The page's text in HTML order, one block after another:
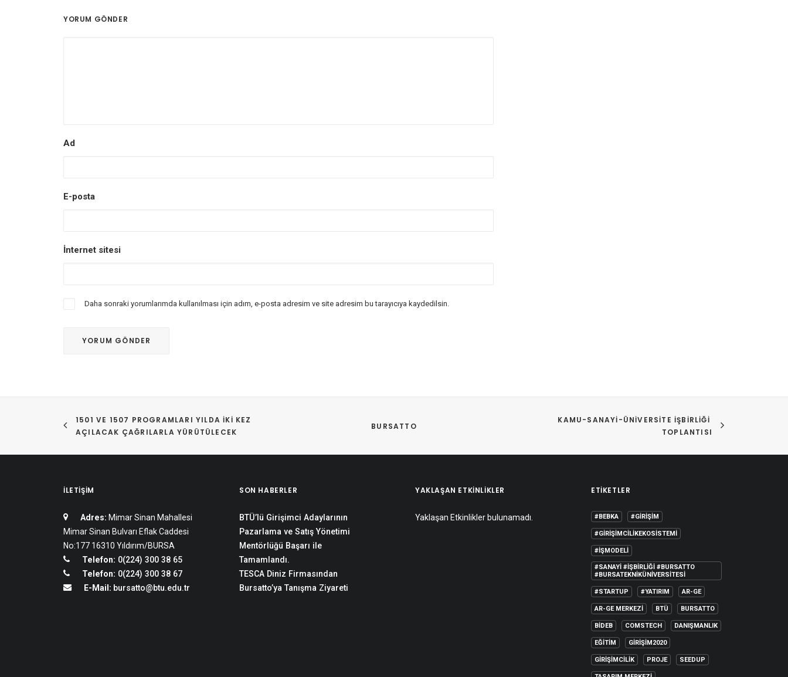
YORUM GÖNDER
Ad
E-posta
İnternet sitesi
Daha sonraki yorumlarımda kullanılması için adım, e-posta adresim ve site adresim bu tarayıcıya kaydedilsin.
1501 VE 1507 PROGRAMLARI YILDA İKI KEZ
AÇILACAK ÇAĞRILARLA YÜRÜTÜLECEK
BURSATTO
KAMU-SANAYI-ÜNIVERSITE İŞBIRLIĞI
TOPLANTISI
İLETIŞIM
Adres: Mimar Sinan Mahallesi
Mimar Sinan Bulvarı Eflak Caddesi
No:177 16310 Yıldırım/BURSA
Telefon: 0(224) 300 38 65
Telefon: 0(224) 300 38 67
E-Mail: bursatto@btu.edu.tr
SON HABERLER
BTÜ’lü Girişimci Adaylarının
Pazarlama ve Satış Yönetimi
Mentörlüğü Başarı ile
Tamamlandı.
TESCA Diniz Firmasından
Bursatto’ya Tanışma Ziyareti
YAKLAŞAN ETKINLIKLER
Yaklaşan Etkinlikler bulunamadı.
ETIKETLER
#BEBKA #GIRIŞIM
#GIRIŞIMCILIKEKOSISTEMI
#IŞMODELI
#SANAYI #IŞBIRLIĞI #BURSATTO
#BURSATEKNIKÜNIVERSITESI
#STARTUP #YATIRIM AR-GE
AR-GE MERKEZI BTÜ BURSATTO
BİDEB COMSTECH DANIŞMANLIK
EĞITIM GIRIŞIM2020
GIRIŞIMCILIK PROJE SEEDUP